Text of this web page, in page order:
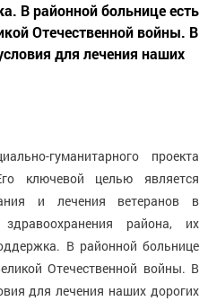
В районной больнице есть
Отечественной войны. В
для лечения наших
гуманитарного проекта
ключевой целью является
и лечения ветеранов в
района, их
В районной больнице
Отечественной войны. В
для лечения наших дорогих